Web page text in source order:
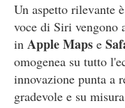
Un aspetto rilevante
voce di Siri vengono
in Apple Maps e
omogenea su tutto
innovazione punta a
gradevole e su